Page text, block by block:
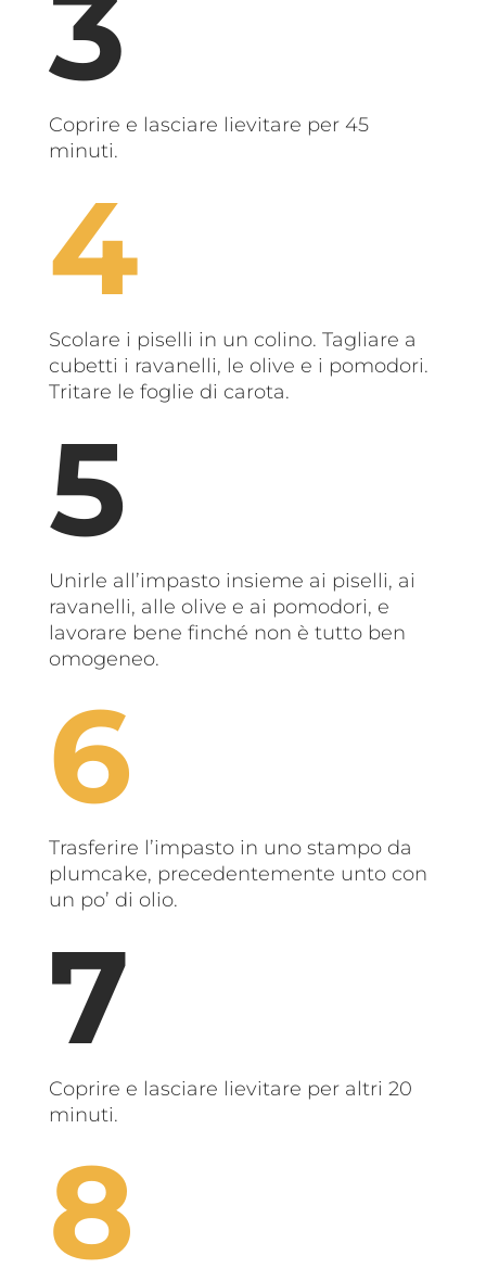
Coprire e lasciare lievitare per 45
minuti.
Scolare i piselli in un colino. Tagliare a
cubetti i ravanelli, le olive e i pomodori.
Tritare le foglie di carota.
Unirle all’impasto insieme ai piselli, ai
ravanelli, alle olive e ai pomodori, e
lavorare bene finché non è tutto ben
omogeneo.
Trasferire l’impasto in uno stampo da
plumcake, precedentemente unto con
un po’ di olio.
Coprire e lasciare lievitare per altri 20
minuti.